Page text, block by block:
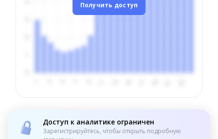
Получить доступ
Доступ к аналитике ограничен
Зарегистрируйтесь, чтобы открыть подробную